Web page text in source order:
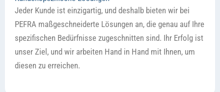
Jeder Kunde ist einzigartig, und deshalb bieten wir bei
PEFRA maßgeschneiderte Lösungen an, die genau auf Ihre
spezifischen Bedürfnisse zugeschnitten sind. Ihr Erfolg ist
unser Ziel, und wir arbeiten Hand in Hand mit Ihnen, um
diesen zu erreichen.